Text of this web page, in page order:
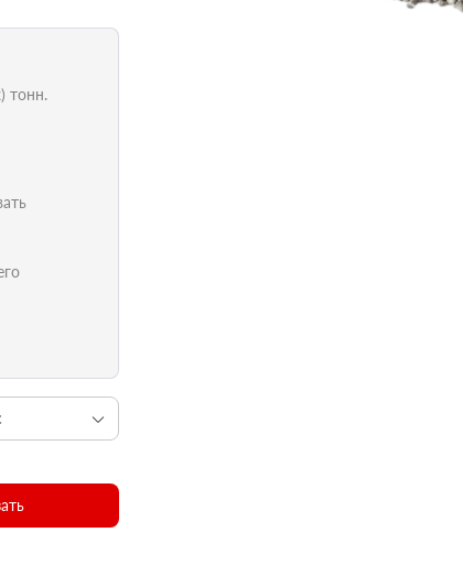
тонн.